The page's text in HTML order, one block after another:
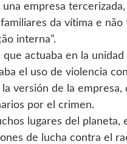
empresa
da vítima e
interna”.
que actuaba en la
el uso de violencia
versión de la
por el crimen.
lugares del
de lucha contra el